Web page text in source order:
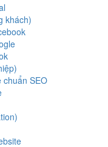
khách)
chuẩn SEO